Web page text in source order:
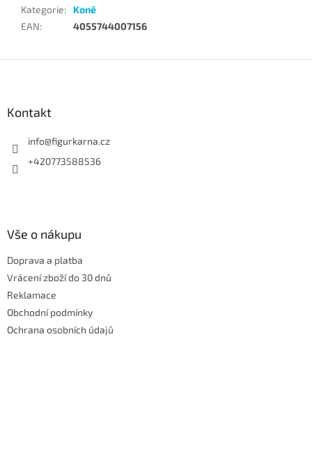
Kategorie:
Koně
EAN: 4055744007156
Kontakt
info@figurkarna.cz
+420773588536
Vše o nákupu
Doprava a platba
Vrácení zboží do 30 dnů
Reklamace
Obchodní podmínky
Ochrana osobních údajů